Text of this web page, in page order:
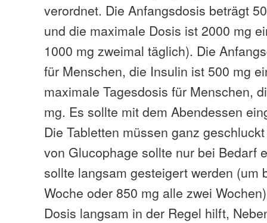
verordnet. Die Anfangsdosis beträgt
und die maximale Dosis ist 2000 mg
1000 mg zweimal täglich). Die
für Menschen, die Insulin ist 500 mg
maximale Tagesdosis für Menschen,
mg. Es sollte mit dem Abendessen
Die Tabletten müssen ganz
von Glucophage sollte nur bei Bedarf
sollte langsam gesteigert werden (um
Woche oder 850 mg alle zwei
Dosis langsam in der Regel hilft,